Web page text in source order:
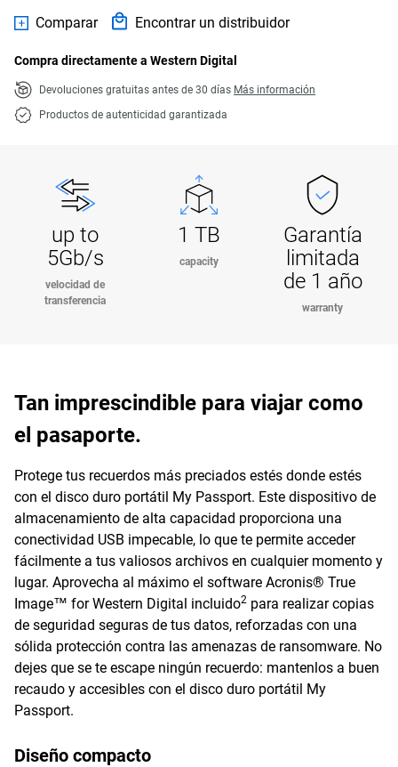
Comparar Encontrar un distribuidor
Compra directamente a Western Digital
Devoluciones gratuitas antes de 30 días Más información
Productos de autenticidad garantizada
up to
5Gb/s
velocidad de
transferencia
1 TB
capacity
Garantía
limitada
de 1 año
warranty
Tan imprescindible para viajar como
el pasaporte.
Protege tus recuerdos más preciados estés donde estés
con el disco duro portátil My Passport. Este dispositivo de
almacenamiento de alta capacidad proporciona una
conectividad USB impecable, lo que te permite acceder
fácilmente a tus valiosos archivos en cualquier momento y
lugar. Aprovecha al máximo el software Acronis® True
Image™ for Western Digital incluido2 para realizar copias
de seguridad seguras de tus datos, reforzadas con una
sólida protección contra las amenazas de ransomware. No
dejes que se te escape ningún recuerdo: mantenlos a buen
recaudo y accesibles con el disco duro portátil My
Passport.
Diseño compacto